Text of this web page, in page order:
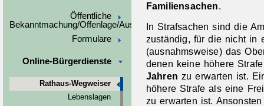
Öffentliche
Bekanntmachung/Offenlage/Ausschreibungen
Formulare
Online-Bürgerdienste
Rathaus-Wegweiser
Lebenslagen
Familiensachen.
In Strafsachen sind die
zuständig, für die nicht in
(ausnahmsweise) das
denen keine höhere
Jahren zu erwarten ist.
höhere Strafe als eine
zu erwarten ist.